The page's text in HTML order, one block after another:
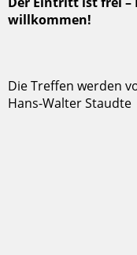
willkommen!
Die Treffen werden
Hans-Walter Staudte